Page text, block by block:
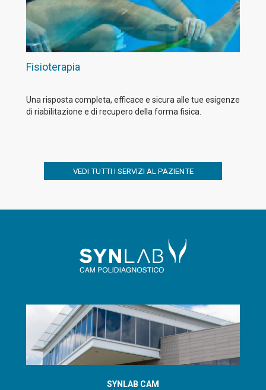
Fisioterapia
Una risposta completa, efficace e sicura alle tue esigenze
di riabilitazione e di recupero della forma fisica.
VEDI TUTTI I SERVIZI AL PAZIENTE
SYNLAB CAM